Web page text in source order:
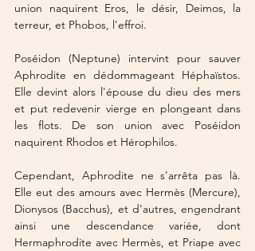
union naquirent Eros, le désir, Deimos, la
terreur, et Phobos, l'effroi.
Poséidon (Neptune) intervint pour sauver
Aphrodite en dédommageant Héphaïstos.
Elle devint alors l'épouse du dieu des mers
et put redevenir vierge en plongeant dans
les flots. De son union avec Poséidon
naquirent Rhodos et Hérophilos.
Cependant, Aphrodite ne s'arrêta pas là.
Elle eut des amours avec Hermès (Mercure),
Dionysos (Bacchus), et d'autres, engendrant
ainsi une descendance variée, dont
Hermaphrodite avec Hermès, et Priape avec